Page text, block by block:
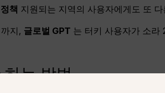
책 지원되는 지역의 사용자에게도 또
지, 글로벌 GPT 는 터키 사용자가 소라
하는 방법